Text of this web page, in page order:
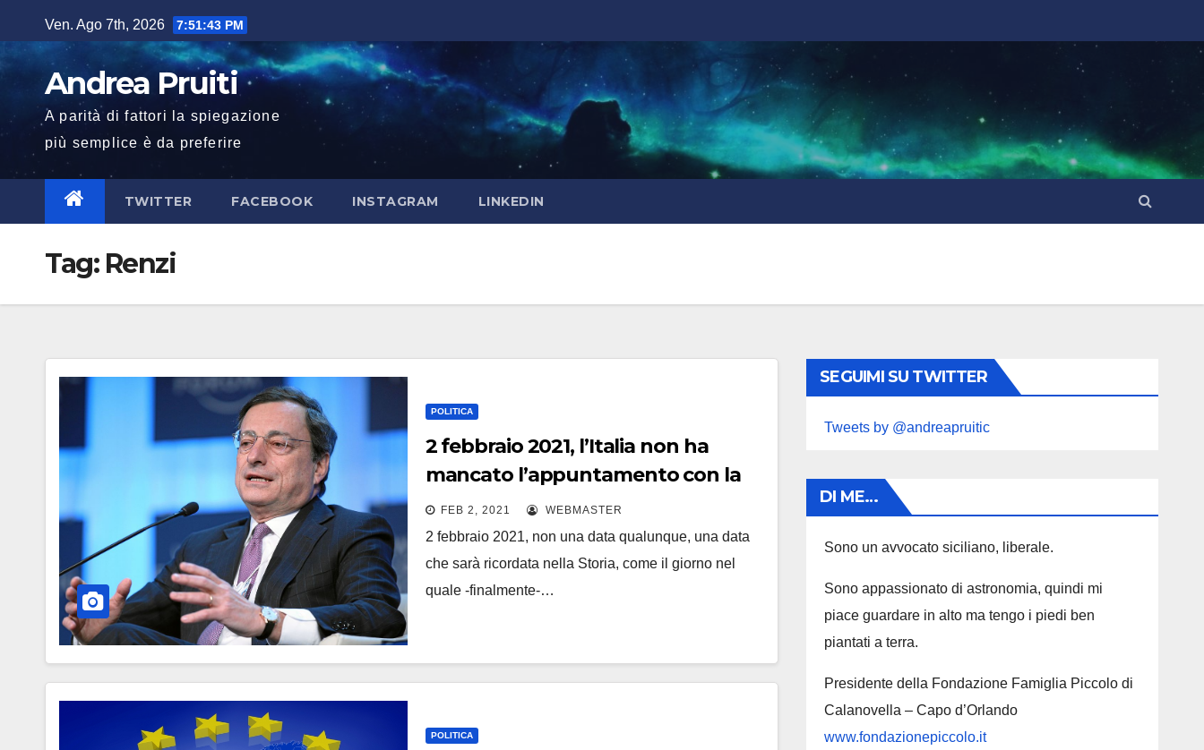
al
contenuto
Ven. Ago 7th, 2026 7:51:44 PM
Andrea Pruiti
A parità di fattori la spiegazione
più semplice è da preferire
TWITTER FACEBOOK INSTAGRAM LINKEDIN
Tag: Renzi
POLITICA
2 febbraio 2021, l’Italia non ha
mancato l’appuntamento con la
Storia
FEB 2, 2021 WEBMASTER
2 febbraio 2021, non una data qualunque, una data
che sarà ricordata nella Storia, come il giorno nel
quale -finalmente-…
POLITICA
SEGUIMI SU TWITTER
Tweets by @andreapruitic
DI ME…
Sono un avvocato siciliano, liberale.
Sono appassionato di astronomia, quindi mi
piace guardare in alto ma tengo i piedi ben
piantati a terra.
Presidente della Fondazione Famiglia Piccolo di
Calanovella – Capo d’Orlando
www.fondazionepiccolo.it